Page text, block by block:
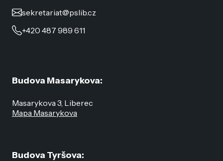
sekretariat@pslib.cz
+420 487 989 611
Budova Masarykova:
Masarykova 3, Liberec
Mapa Masarykova
Budova Tyršova: